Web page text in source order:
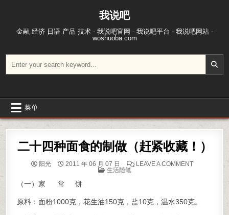
我说吧
金融 经济 日语 产品 技术 - 我说吧官网 - 我说吧平台 - 我说吧网站 -
woshuoba.com
菜单
二十四种面食的制做（赶紧收藏！）
阳光 2011 年 06 月 07 日 LEAVE A COMMENTON 二十四
POSTED IN
生活随笔
（一）家 常 饼
原料：面粉1000克，花生油150克，盐10克，温水350克。